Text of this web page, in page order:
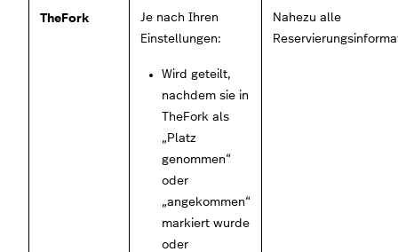
TheFork
Je nach Ihren
Einstellungen:
Wird geteilt,
nachdem sie in
TheFork als
„Platz
genommen“
oder
„angekommen“
markiert wurde
oder
Nahezu alle